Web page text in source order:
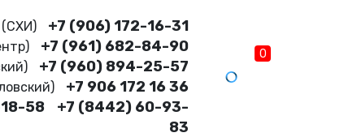
(CХИ) +7 (906) 172-16-31
+7 (961) 682-84-90
+7 (960) 894-25-57
+7 906 172 16 36
58
+7 (8442) 60-93-
83
0